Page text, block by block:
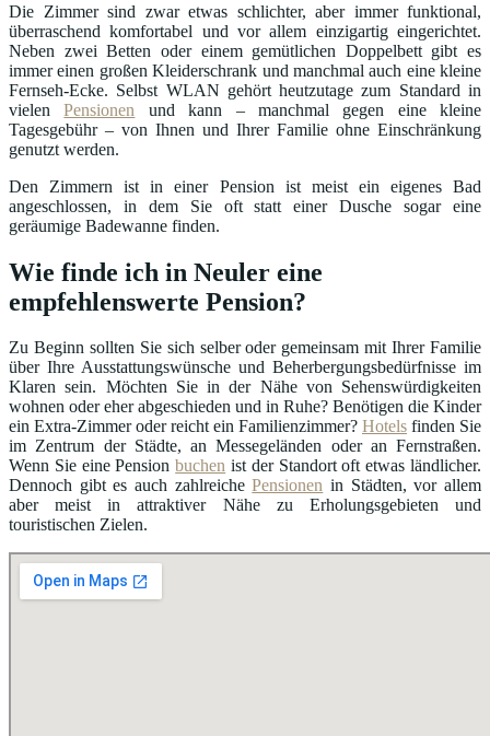
Die Zimmer sind zwar etwas schlichter, aber immer funktional,
überraschend komfortabel und vor allem einzigartig eingerichtet.
Neben zwei Betten oder einem gemütlichen Doppelbett gibt es
immer einen großen Kleiderschrank und manchmal auch eine kleine
Fernseh-Ecke. Selbst WLAN gehört heutzutage zum Standard in
vielenPensionen und kann – manchmal gegen eine kleine
Tagesgebühr – von Ihnen und Ihrer Familie ohne Einschränkung
genutzt werden.
Den Zimmern ist in einer Pension ist meist ein eigenes Bad
angeschlossen, in dem Sie oft statt einer Dusche sogar eine
geräumige Badewanne finden.
Wie finde ich in Neuler eine
empfehlenswerte Pension?
Zu Beginn sollten Sie sich selber oder gemeinsam mit Ihrer Familie
über Ihre Ausstattungswünsche und Beherbergungsbedürfnisse im
Klaren sein. Möchten Sie in der Nähe von Sehenswürdigkeiten
wohnen oder eher abgeschieden und in Ruhe? Benötigen die Kinder
ein Extra-Zimmer oder reicht ein Familienzimmer? Hotels finden Sie
im Zentrum der Städte, an Messegeländen oder an Fernstraßen.
Wenn Sie eine Pensionbuchen ist der Standort oft etwas ländlicher.
Dennoch gibt es auch zahlreichePensionen in Städten, vor allem
aber meist in attraktiver Nähe zu Erholungsgebieten und
touristischen Zielen.